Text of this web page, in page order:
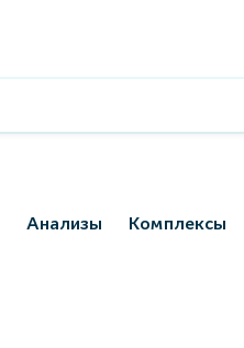
Анализы Комплексы